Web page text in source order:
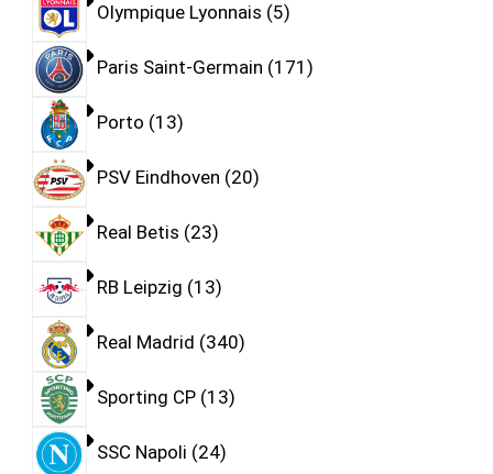
Olympique Lyonnais 5
Paris Saint-Germain 171
Porto 13
PSV Eindhoven 20
Real Betis 23
RB Leipzig 13
Real Madrid 340
Sporting CP 13
SSC Napoli 24